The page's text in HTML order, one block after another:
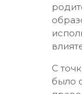
С
было